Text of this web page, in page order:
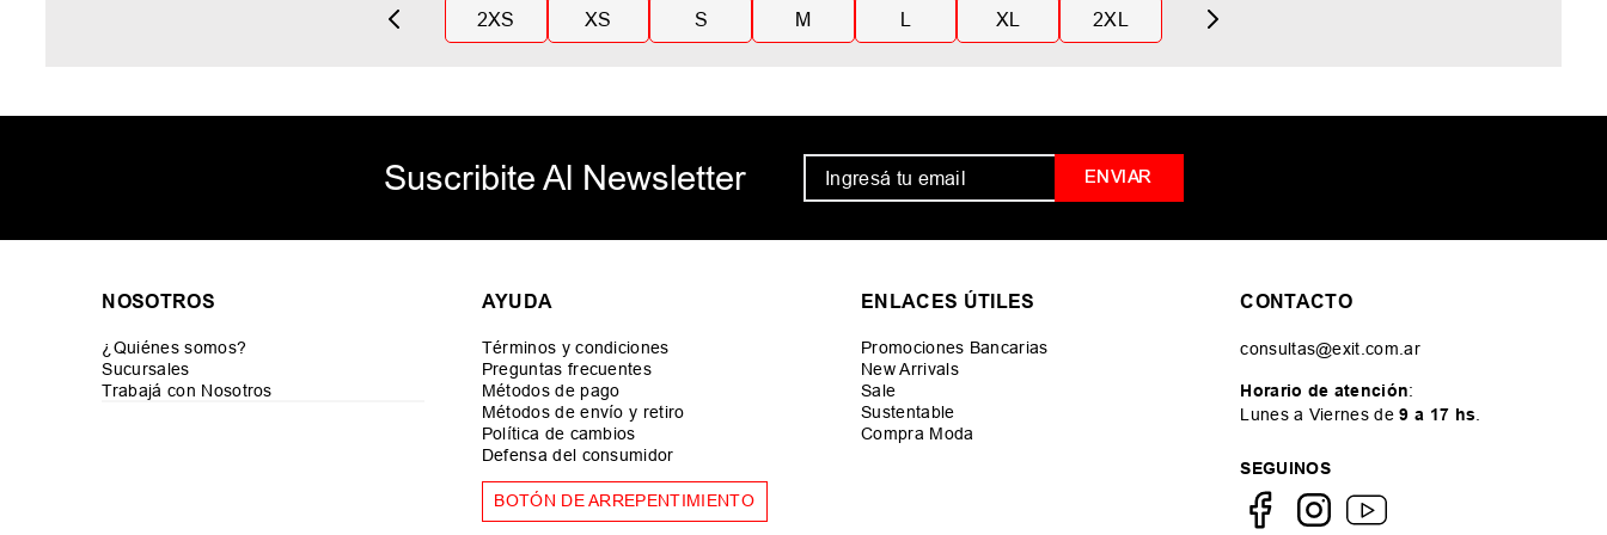
2XS XS S M L XL 2XL
Suscribite Al Newsletter ENVIAR
NOSOTROS
¿Quiénes somos?
Sucursales
Trabajá con Nosotros
AYUDA
Términos y condiciones
Preguntas frecuentes
Métodos de pago
Métodos de envío y retiro
Política de cambios
Defensa del consumidor
BOTÓN DE ARREPENTIMIENTO
ENLACES ÚTILES
Promociones Bancarias
New Arrivals
Sale
Sustentable
Compra Moda
CONTACTO
consultas@exit.com.ar
Horario de atención:
Lunes a Viernes de9 a 17 hs
SEGUINOS